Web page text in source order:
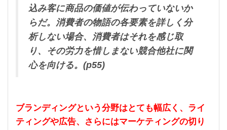
込み客に商品の価値が伝わっていないか
らだ。消費者の物語の各要素を詳しく分
析しない場合、消費者はそれを感じ取
り、その労力を惜しまない競合他社に関
心を向ける。(p55)
ブランディングという分野はとても幅広く、ライ
ティングや広告、さらにはマーケティングの切り